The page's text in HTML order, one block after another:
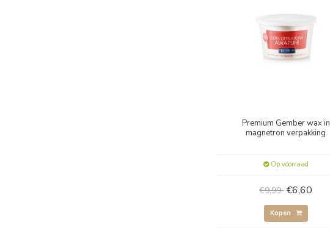
Premium Gember wax in
magnetron verpakking
Op voorraad
€9,99 €6,60
Kopen